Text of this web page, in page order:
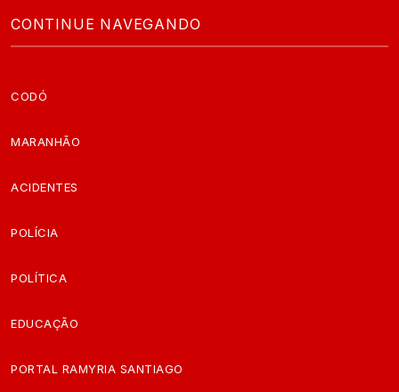
CONTINUE NAVEGANDO
CODÓ
MARANHÃO
ACIDENTES
POLÍCIA
POLÍTICA
EDUCAÇÃO
PORTAL RAMYRIA SANTIAGO